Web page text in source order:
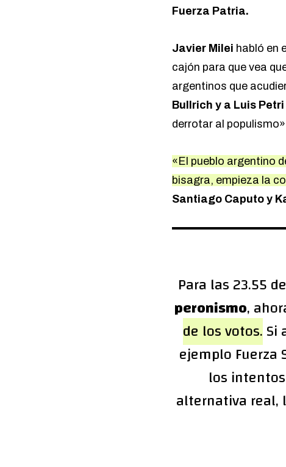
Fuerza Patria.
Javier Milei habló en
cajón para que vea
argentinos que
Bullrich y a Luis Petri
derrotar al
«El pueblo argentino
bisagra, empieza la
Santiago Caputo y
Para las 23.55
peronismo,
de los votos.Si
ejemplo Fuerza
los
alternativa real,